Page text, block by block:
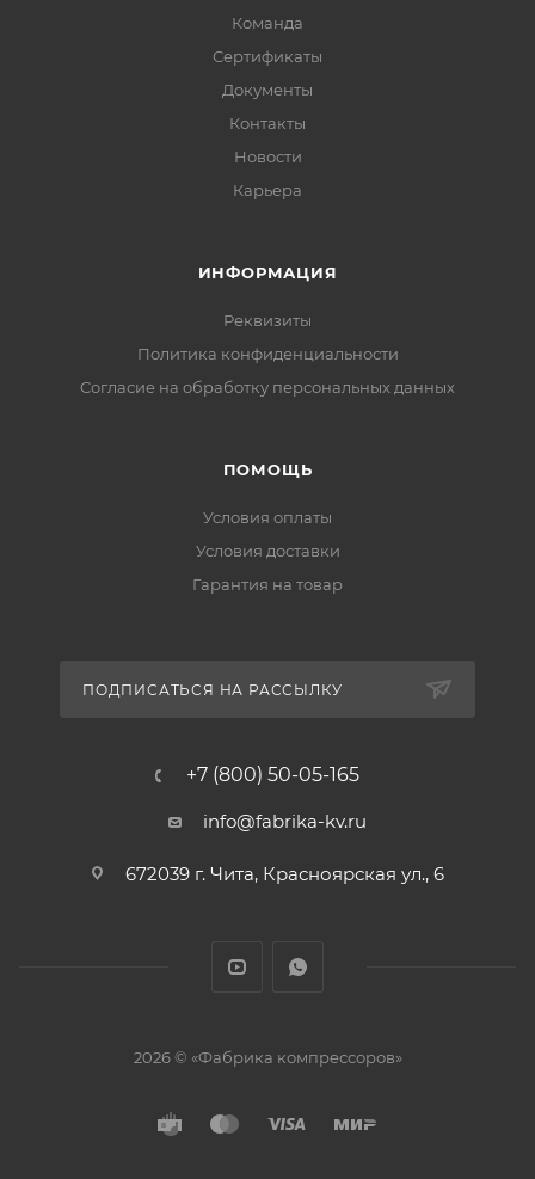
Команда
Сертификаты
Документы
Контакты
Новости
Карьера
ИНФОРМАЦИЯ
Реквизиты
Политика конфиденциальности
Cогласие на обработку персональных данных
ПОМОЩЬ
Условия оплаты
Условия доставки
Гарантия на товар
ПОДПИСАТЬСЯ НА РАССЫЛКУ
+7 (800) 50-05-165
info@fabrika-kv.ru
672039 г. Чита, Красноярская ул., 6
2026 © «Фабрика компрессоров»